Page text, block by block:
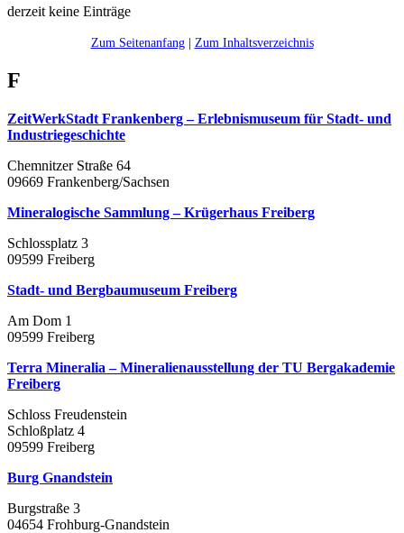
derzeit keine Einträge
Zum Seitenanfang| Zum Inhaltsverzeichnis
F
ZeitWerkStadt Frankenberg – Erlebnismuseum für Stadt- und
Industriegeschichte
Chemnitzer Straße 64
09669 Frankenberg/Sachsen
Mineralogische Sammlung – Krügerhaus Freiberg
Schlossplatz 3
09599 Freiberg
Stadt- und Bergbaumuseum Freiberg
Am Dom 1
09599 Freiberg
Terra Mineralia – Mineralienausstellung der TU Bergakademie
Freiberg
Schloss Freudenstein
Schloßplatz 4
09599 Freiberg
Burg Gnandstein
Burgstraße 3
04654 Frohburg-Gnandstein